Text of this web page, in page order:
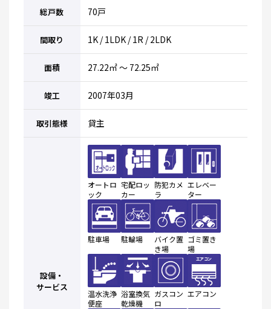
総戸数 70戸
間取り 1K / 1LDK / 1R / 2LDK
面積 27.22㎡ ～ 72.25㎡
竣工 2007年03月
取引態様 貸主
設備・
サービス
オートロ
ック
宅配ロッ
カー
防犯カメ
ラ
エレベー
ター
駐車場 駐輪場
バイク置
き場
ゴミ置き
場
温水洗浄
便座
浴室換気
乾燥機
ガスコン
ロ
エアコン